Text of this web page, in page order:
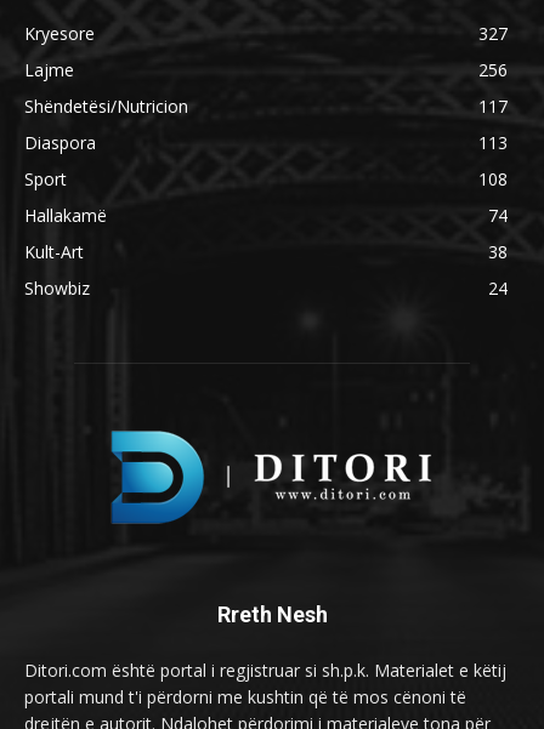
Kryesore
327
Lajme
256
Shëndetësi/Nutricion
117
Diaspora
113
Sport
108
Hallakamë
74
Kult-Art
38
Showbiz
24
Rreth Nesh
Ditori.com është portal i regjistruar si sh.p.k. Materialet e këtij
portali mund t'i përdorni me kushtin që të mos cënoni të
drejtën e autorit. Ndalohet përdorimi i materialeve tona për